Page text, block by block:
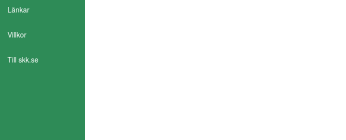
Länkar
Villkor
Till skk.se